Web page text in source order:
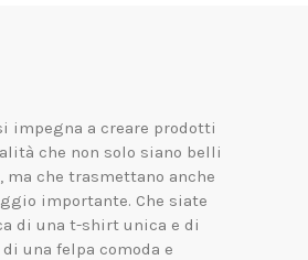
impegna a creare prodotti
che non solo siano belli
ma che trasmettano anche
importante. Che siate
di una t-shirt unica e di
una felpa comoda e